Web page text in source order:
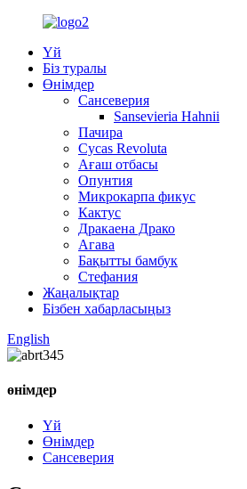
Үй
Біз туралы
Өнімдер
Сансеверия
Sansevieria Hahnii
Пачира
Cycas Revoluta
Ағаш отбасы
Опунтия
Микрокарпа фикус
Кактус
Дракаена Драко
Агава
Бақытты бамбук
Стефания
Жаңалықтар
Бізбен хабарласыңыз
English
өнімдер
Үй
Өнімдер
Сансеверия